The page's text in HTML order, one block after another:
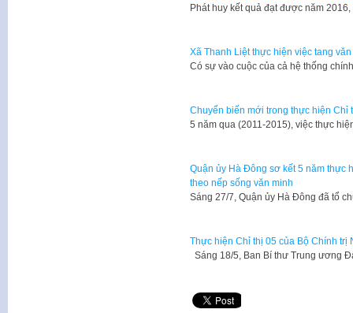
Phát huy kết quả đạt được năm
Xã Thanh Liệt thực hiện việc tang
Có sự vào cuộc của cả hệ thống
Chuyển biến mới trong thực hiện Chỉ
5 năm qua (2011-2015), việc thực
Quận ủy Hà Đông sơ kết 5 năm thực
theo nếp sống văn minh
Sáng 27/7, Quận ủy Hà Đông đã tổ
Thực hiện Chỉ thị 05 của Bộ Chính
Sáng 18/5, Ban Bí thư Trung ương